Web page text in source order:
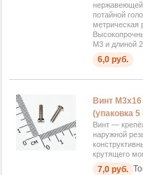
нержавеющей
потайной
метрическая
М3 и длиной
6,0 руб.
Винт М3x16
(упаковка 5
Винт —
наружной
крутящего
7,0 руб.